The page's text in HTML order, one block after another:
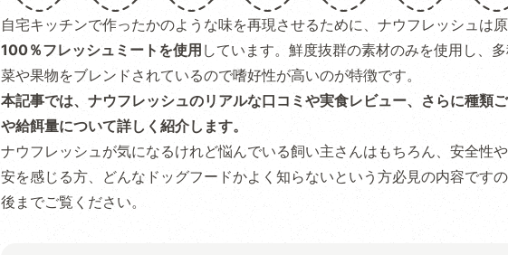
自宅キッチンで作ったかのような味を再現させるために、ナウフレッシュは
100％フレッシュミートを使用 しています。鮮度抜群の素材のみを使用し、
菜や果物をブレンドされているので嗜好性が高いのが特徴です。
本記事では、ナウフレッシュのリアルな口コミや実食レビュー、さらに種類
や給餌量について詳しく紹介します。
ナウフレッシュが気になるけれど悩んでいる飼い主さんはもちろん、安全性
安を感じる方、どんなドッグフードかよく知らないという方必見の内容です
後までご覧ください。